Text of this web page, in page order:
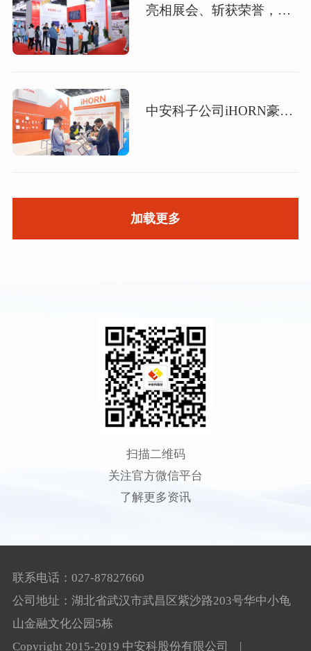
亮相展会、斩获荣誉，中安科子公司豪恩强势登场上海安博会
中安科子公司iHORN豪恩携五大安防系列产品 实力绽放英国IFSEC安防展
加载更多
扫描二维码
关注官方微信平台
了解更多资讯
联系电话：027-87827660
公司地址：湖北省武汉市武昌区紫沙路203号华中小龟
山金融文化公园5栋
Copyright 2015-2019 中安科股份有限公司 |